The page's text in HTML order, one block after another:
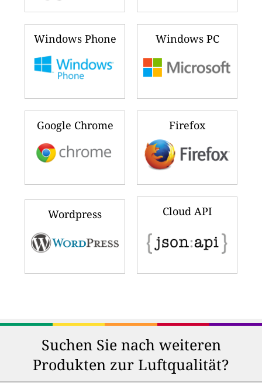
Windows Phone Windows PC
Google Chrome Firefox
Wordpress Cloud API
Suchen Sie nach weiteren
Produkten zur Luftqualität?